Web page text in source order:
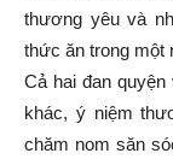
thương yêu và
thức ăn trong một
Cả hai đan
khác, ý niệm
chăm nom săn